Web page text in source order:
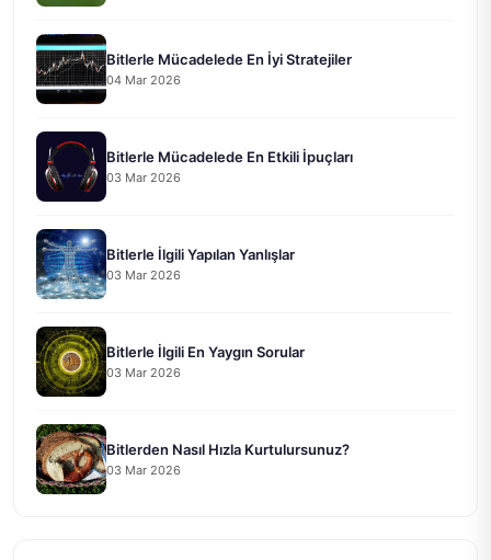
Bitlerle Mücadelede En İyi Stratejiler
04 Mar 2026
Bitlerle Mücadelede En Etkili İpuçları
03 Mar 2026
Bitlerle İlgili Yapılan Yanlışlar
03 Mar 2026
Bitlerle İlgili En Yaygın Sorular
03 Mar 2026
Bitlerden Nasıl Hızla Kurtulursunuz?
03 Mar 2026